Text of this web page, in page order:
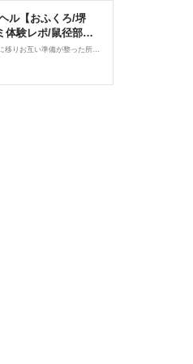
ル【おふくろ/堺
体験レポ/鼠径部こ
めるの!?今まで味
め技が気持ち良す
シックスナインの姿勢に移りお互い準備が整った所で、正常スマタヘ。 これまでの継続的な攻めの蓄積もありますが、こちらの動きやすい体制に合わせてもらいつつ、声も合わせてくれているので、思いのほか早めに発射して終了。 その後お掃除フェラまでして頂き一回戦は終了しました。